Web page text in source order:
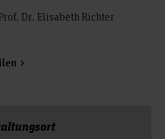
Dr. Elisabeth Richter